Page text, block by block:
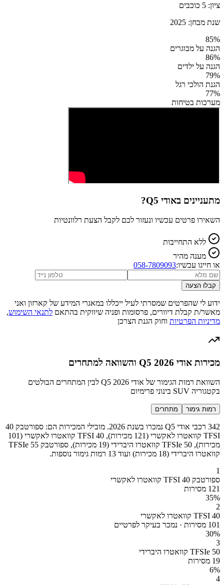
ציון: 5 כוכבים
שנת מבחן: 2025
85%
הגנה על מבוגרים
86%
הגנה על ילדים
79%
הגנת הולכי רגל
77%
מערכות בטיחות
מתעניינים באודי Q5 ?
השאירו פרטים עכשיו ונעזור לכם לקבל הצעת רלוונטיות
ללא התחייבות
מענה מהיר
או חייגו עכשיו:058-7809093
קבלו הצעה
ידוע לי שהפרטים שמסרתי לעיל ייכללו במאגרי המידע של קארזון ואני
מאשר/ת קבלת דיוורים, פרסומות ופניה שיווקית בהתאם לתנאי השימוש,
מדיניות הפרטיות וחוק הגנת הצרכן
מכירות אודי Q5 2026 והשוואה למתחרים
השוואת רמות הגימור של אודי Q5 2026 לבין המתחרים הבולטים
בקטגוריה SUV בינוני פרימיום
רמות גימור מתחרים
342 רכבי אודי Q5 נמכרו בשנת 2026. מובילי המכירות הם: ספורטבק 40
TFSI קוואטרו לאקשרי (121 מכירות), 40 TFSI קוואטרו לאקשרי (101
מכירות), 50 TFSIe קוואטרו היברידי (19 מכירות), ספורטבק 55 TFSIe
קוואטרו היברידי (18 מכירות) ועוד 13 רמות גימור נוספות.
1
ספורטבק 40 TFSI קוואטרו לאקשרי
121 מסירות
35%
2
40 TFSI קוואטרו לאקשרי
101 מסירות · נמכר בעיקר לפרטיים
30%
3
50 TFSIe קוואטרו היברידי
19 מסירות
6%
4